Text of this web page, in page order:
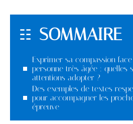
SOMMAIRE
Exprimer sa compassion
personne très âgée : quelles
attentions adopter ?
Des exemples de textes
pour accompagner les
épreuve